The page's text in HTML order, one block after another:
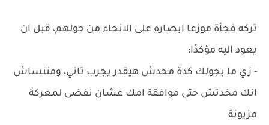
تركه فجأة موزعا ابصاره على الانحاء من حولهم، قبل ان
يعود اليه مؤكدًا:
- زي ما بجولك كدة محدش هيقدر يجرب تاني، ومتنساش
انك مخدتش حتى موافقة امك عشان نفضى لمعركة
مزيونة